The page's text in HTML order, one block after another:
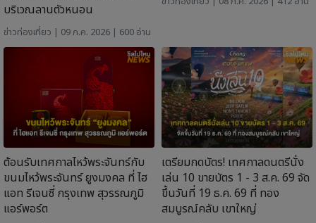
บริเวณลานตัวหนอน
ข่าวท่องเที่ยว | 09 ก.ค. 2026 | 600 อ่าน
ต้อนรับเทศกาลไหว้พระจันทร์กับ
ขนมไหว้พระจันทร์ ยูงมงคล ที่ ไฮ
แอท รีเจนซี่ กรุงเทพ สุวรรณภูมิ
แอร์พอร์ต
เตรียมกดบัตร! เทศกาลดนตรีนั่ง
เล่น 10 ขายบัตร 1 - 3 ส.ค. 69 จัด
ขึ้นวันที่ 19 ธ.ค. 69 ที่ ทอง
สมบูรณ์คลับ เขาใหญ่